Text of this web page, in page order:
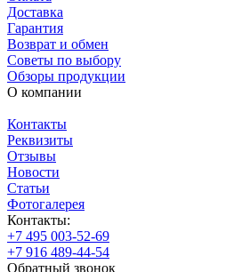
Доставка
Гарантия
Возврат и обмен
Советы по выбору
Обзоры продукции
О компании
Контакты
Реквизиты
Отзывы
Новости
Статьи
Фотогалерея
Контакты:
+7 495 003-52-69
+7 916 489-44-54
Обратный звонок